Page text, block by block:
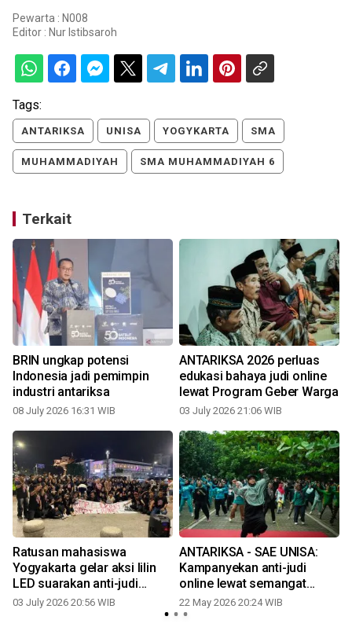
Pewarta : N008
Editor : Nur Istibsaroh
Tags:
ANTARIKSA UNISA YOGYKARTA SMA
MUHAMMADIYAH SMA MUHAMMADIYAH 6
Terkait
BRIN ungkap potensi
Indonesia jadi pemimpin
industri antariksa
08 July 2026 16:31 WIB
ANTARIKSA 2026 perluas
edukasi bahaya judi online
lewat Program Geber Warga
03 July 2026 21:06 WIB
Ratusan mahasiswa
Yogyakarta gelar aksi lilin
LED suarakan anti-judi
online
03 July 2026 20:56 WIB
ANTARIKSA - SAE UNISA:
Kampanyekan anti-judi
online lewat semangat
olahraga
22 May 2026 20:24 WIB